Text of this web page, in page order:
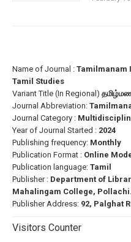
Name of Journal : Tamilmanam
Tamil Studies
Variant Title (In Regional)
Journal Abbreviation:
Journal Category :
Year of Journal Started : 2024
Publishing frequency: Monthly
Publication Format : Online
Publication language: Tamil
Publisher : Department of
Mahalingam College, Pollachi.
Publisher Address: 92, Palghat
Visitors Counter